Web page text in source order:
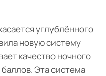
углублённого
новую систему
качество ночного
Эта система